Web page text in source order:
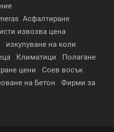
Асфалтиране
извозва цена
изкупуване на коли
Климатици
Полагане
цени
Соев восък
на Бетон
Фирми за